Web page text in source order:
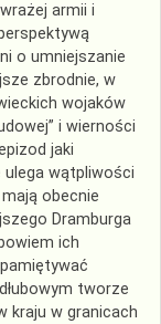
armii i
o umniejszanie
zbrodnie, w
wojaków
i wierności
jaki
ulega wątpliwości
obecnie
Dramburga
ich
tworze
kraju w granicach